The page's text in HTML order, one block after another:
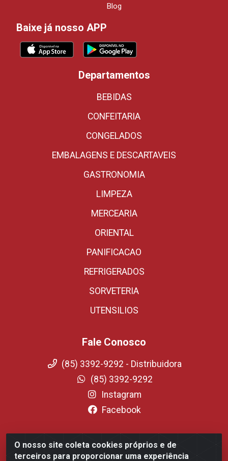
O nosso site coleta cookies próprios e de
terceiros para proporcionar uma experiência
Blog
Baixe já nosso APP
Departamentos
BEBIDAS
CONFEITARIA
CONGELADOS
EMBALAGENS E DESCARTAVEIS
GASTRONOMIA
LIMPEZA
MERCEARIA
ORIENTAL
PANIFICACAO
REFRIGERADOS
SORVETERIA
UTENSILIOS
Fale Conosco
(85) 3392-9292 - Distribuidora
(85) 3392-9292
Instagram
Facebook
Fortali Distribuidora de Alimentos LTDA - Avenida